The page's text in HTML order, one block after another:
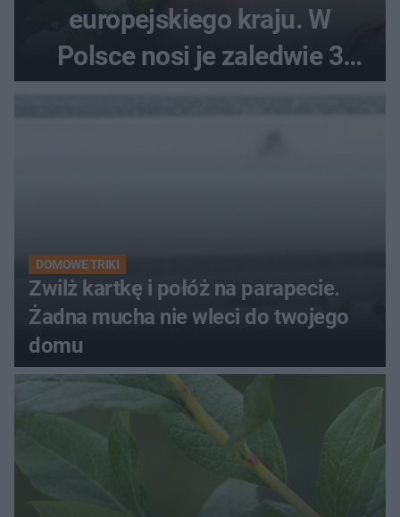
europejskiego kraju. W
Polsce nosi je zaledwie 3
DOMOWE TRIKI
Zwilż kartkę i połóż na parapecie.
Żadna mucha nie wleci do twojego
domu